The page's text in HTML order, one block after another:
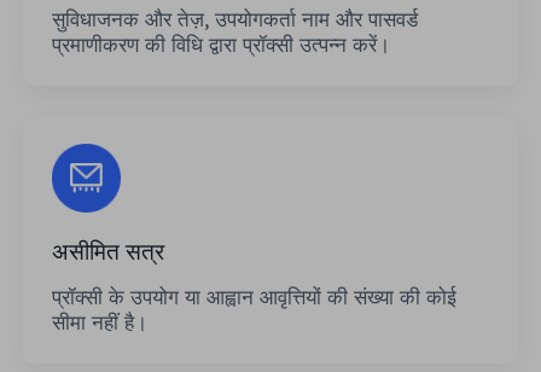
सुविधाजनक और तेज़, उपयोगकर्ता नाम और पासवर्ड
प्रमाणीकरण की विधि द्वारा प्रॉक्सी उत्पन्न करें।
असीमित सत्र
प्रॉक्सी के उपयोग या आह्वान आवृत्तियों की संख्या की कोई
सीमा नहीं है।